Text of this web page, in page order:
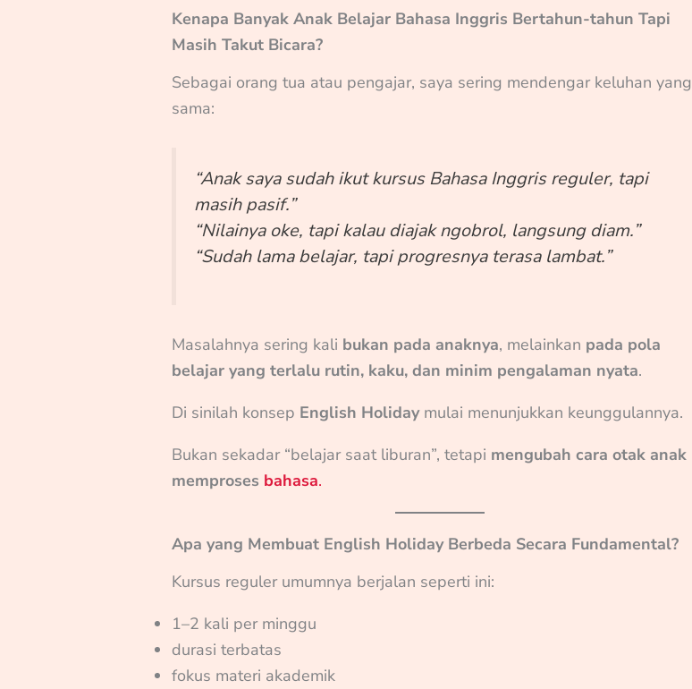
Kenapa Banyak Anak Belajar Bahasa Inggris Bertahun-tahun Tapi
Masih Takut Bicara?
Sebagai orang tua atau pengajar, saya sering mendengar keluhan yang
sama:
“Anak saya sudah ikut kursus Bahasa Inggris reguler, tapi
masih pasif.”
“Nilainya oke, tapi kalau diajak ngobrol, langsung diam.”
“Sudah lama belajar, tapi progresnya terasa lambat.”
Masalahnya sering kali bukan pada anaknya, melainkan pada pola
belajar yang terlalu rutin, kaku, dan minim pengalaman nyata.
Di sinilah konsep English Holidaymulai menunjukkan keunggulannya.
Bukan sekadar “belajar saat liburan”, tetapi mengubah cara otak anak
memproses bahasa.
Apa yang Membuat English Holiday Berbeda Secara Fundamental?
Kursus reguler umumnya berjalan seperti ini:
1–2 kali per minggu
durasi terbatas
fokus materi akademik